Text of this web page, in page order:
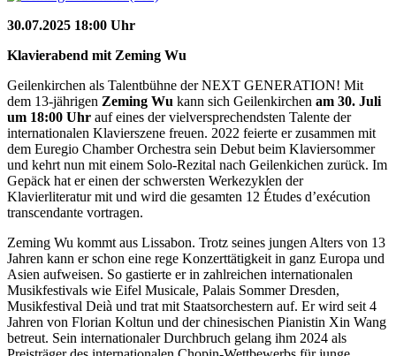
30.07.2025 18:00 Uhr
Klavierabend mit Zeming Wu
Geilenkirchen als Talentbühne der NEXT GENERATION! Mit
dem 13-jährigen Zeming Wu kann sich Geilenkirchen am 30. Juli
um 18:00 Uhr auf eines der vielversprechendsten Talente der
internationalen Klavierszene freuen. 2022 feierte er zusammen mit
dem Euregio Chamber Orchestra sein Debut beim Klaviersommer
und kehrt nun mit einem Solo-Rezital nach Geilenkichen zurück. Im
Gepäck hat er einen der schwersten Werkezyklen der
Klavierliteratur mit und wird die gesamten 12 Études d’exécution
transcendante vortragen.
Zeming Wu kommt aus Lissabon. Trotz seines jungen Alters von 13
Jahren kann er schon eine rege Konzerttätigkeit in ganz Europa und
Asien aufweisen. So gastierte er in zahlreichen internationalen
Musikfestivals wie Eifel Musicale, Palais Sommer Dresden,
Musikfestival Deià und trat mit Staatsorchestern auf. Er wird seit 4
Jahren von Florian Koltun und der chinesischen Pianistin Xin Wang
betreut. Sein internationaler Durchbruch gelang ihm 2024 als